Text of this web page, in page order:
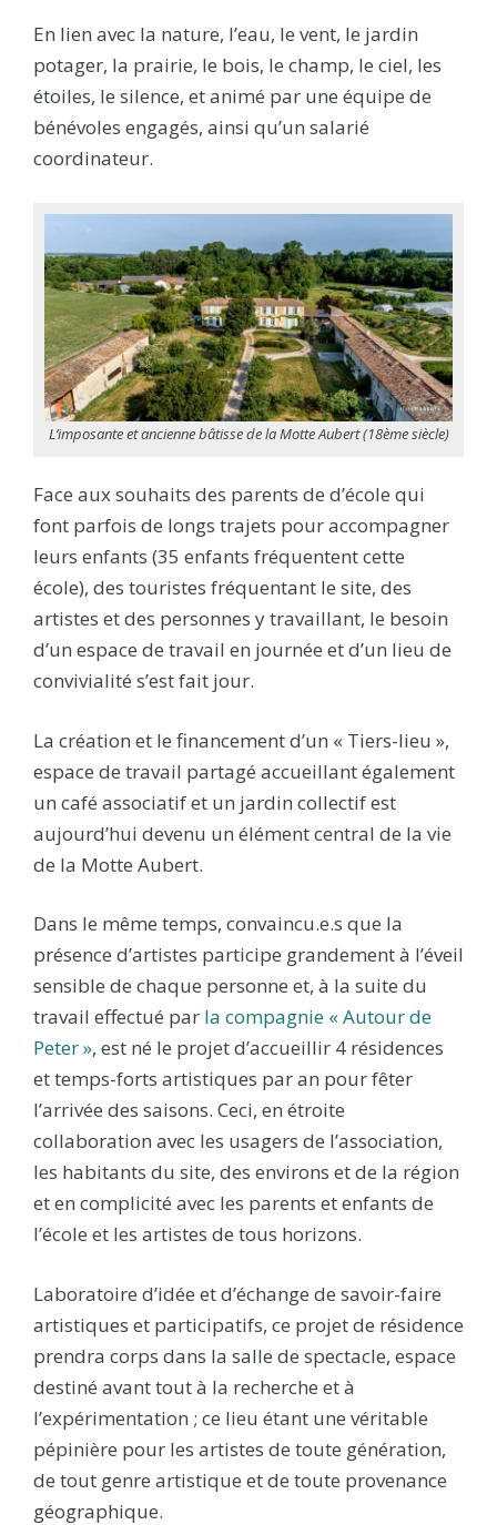
En lien avec la nature, l’eau, le vent, le jardin
potager, la prairie, le bois, le champ, le ciel, les
étoiles, le silence, et animé par une équipe de
bénévoles engagés, ainsi qu’un salarié
coordinateur.
L’imposante et ancienne bâtisse de la Motte Aubert (18ème siècle)
Face aux souhaits des parents de d’école qui
font parfois de longs trajets pour accompagner
leurs enfants (35 enfants fréquentent cette
école), des touristes fréquentant le site, des
artistes et des personnes y travaillant, le besoin
d’un espace de travail en journée et d’un lieu de
convivialité s’est fait jour.
La création et le financement d’un « Tiers-lieu »,
espace de travail partagé accueillant également
un café associatif et un jardin collectif est
aujourd’hui devenu un élément central de la vie
de la Motte Aubert.
Dans le même temps, convaincu.e.s que la
présence d’artistes participe grandement à l’éveil
sensible de chaque personne et, à la suite du
travail effectué par la compagnie « Autour de
Peter », est né le projet d’accueillir 4 résidences
et temps-forts artistiques par an pour fêter
l’arrivée des saisons. Ceci, en étroite
collaboration avec les usagers de l’association,
les habitants du site, des environs et de la région
et en complicité avec les parents et enfants de
l’école et les artistes de tous horizons.
Laboratoire d’idée et d’échange de savoir-faire
artistiques et participatifs, ce projet de résidence
prendra corps dans la salle de spectacle, espace
destiné avant tout à la recherche et à
l’expérimentation ; ce lieu étant une véritable
pépinière pour les artistes de toute génération,
de tout genre artistique et de toute provenance
géographique.